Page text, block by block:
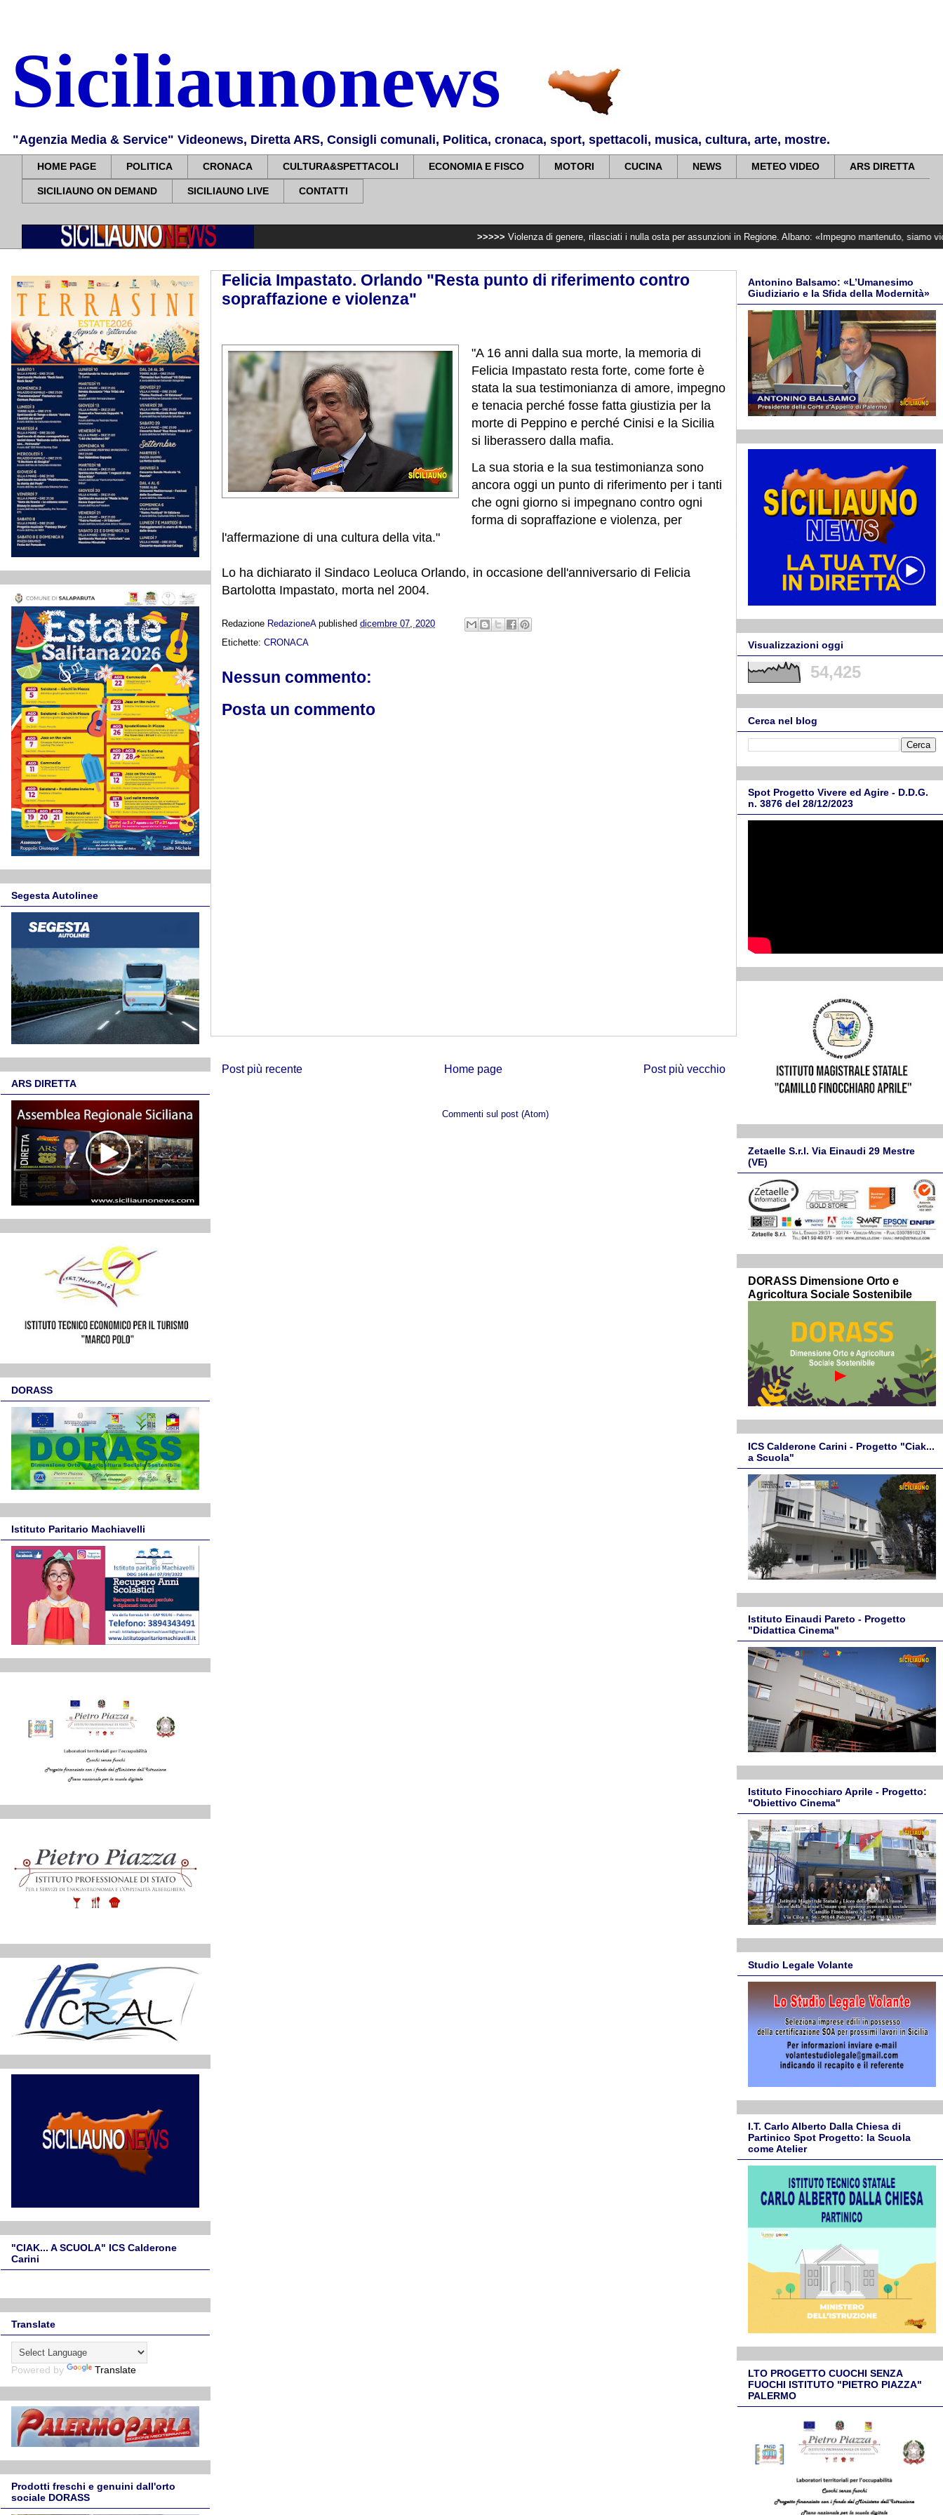
Siciliaunonews
"Agenzia Media & Service" Videonews, Diretta ARS, Consigli comunali, Politica, cronaca, sport, spettacoli, musica, cultura, arte, mostre.
HOME PAGE POLITICA CRONACA CULTURA&SPETTACOLI ECONOMIA E FISCO MOTORI CUCINA NEWS METEO VIDEO ARS DIRETTA
SICILIAUNO ON DEMAND SICILIAUNO LIVE CONTATTI
Violenza di genere, rilasciati i nulla osta per assunzioni in Regione. Albano: «Impegno mantenuto, siamo vicini alle
Felicia Impastato. Orlando "Resta punto di riferimento contro
sopraffazione e violenza"
"A 16 anni dalla sua morte, la memoria di
Felicia Impastato resta forte, come forte è
stata la sua testimonianza di amore, impegno
e tenacia perché fosse fatta giustizia per la
morte di Peppino e perché Cinisi e la Sicilia
si liberassero dalla mafia.
La sua storia e la sua testimonianza sono
ancora oggi un punto di riferimento per i tanti
che ogni giorno si impegnano contro ogni
forma di sopraffazione e violenza, per
l'affermazione di una cultura della vita."
Lo ha dichiarato il Sindaco Leoluca Orlando, in occasione dell'anniversario di Felicia
Bartolotta Impastato, morta nel 2004.
Redazione RedazioneA published dicembre 07, 2020
Etichette: CRONACA
Nessun commento:
Posta un commento
Post più recente Post più vecchio
Home page
Commenti sul post (Atom)
Segesta Autolinee
ARS DIRETTA
DORASS
Istituto Paritario Machiavelli
"CIAK... A SCUOLA" ICS Calderone
Carini
Translate
Powered by Translate
Prodotti freschi e genuini dall'orto
sociale DORASS
Antonino Balsamo: «L’Umanesimo
Giudiziario e la Sfida della Modernità»
Visualizzazioni oggi
54,425
Cerca nel blog
Spot Progetto Vivere ed Agire - D.D.G.
n. 3876 del 28/12/2023
Zetaelle S.r.l. Via Einaudi 29 Mestre
(VE)
DORASS Dimensione Orto e
Agricoltura Sociale Sostenibile
ICS Calderone Carini - Progetto "Ciak...
a Scuola"
Istituto Einaudi Pareto - Progetto
"Didattica Cinema"
Istituto Finocchiaro Aprile - Progetto:
"Obiettivo Cinema"
Studio Legale Volante
I.T. Carlo Alberto Dalla Chiesa di
Partinico Spot Progetto: la Scuola
come Atelier
LTO PROGETTO CUOCHI SENZA
FUOCHI ISTITUTO "PIETRO PIAZZA"
PALERMO